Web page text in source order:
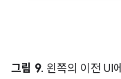
그림 9. 왼쪽의 이전 UI